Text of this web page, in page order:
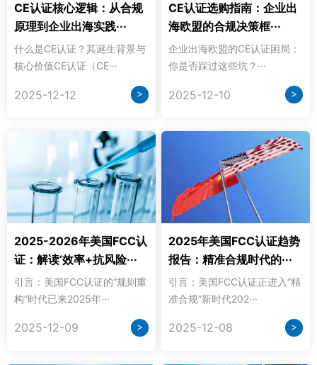
CE认证核心逻辑：从合规
原理到企业出海实践···
什么是CE认证？其诞生背景与
核心价值CE认证（CE···
2025-12-12 >
CE认证选购指南：企业出
海欧盟的合规决策框···
企业出海欧盟的CE认证困局：
你是否踩过这些坑？···
2025-12-10 >
2025-2026年美国FCC认
证：解读‘效率+抗风险···
引言：美国FCC认证的“规则重
构”时代已来2025年···
2025-12-09 >
2025年美国FCC认证趋势
报告：精准合规时代的···
引言：美国FCC认证正进入“精
准合规”新时代202···
2025-12-08 >